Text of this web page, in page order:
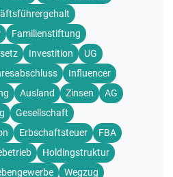
Familienstiftung
Investition
UG
Influencer
Ausland Zinsen
AG
Gesellschaft
Erbschaftsteuer
FBA
Holdingstruktur
Wegzug